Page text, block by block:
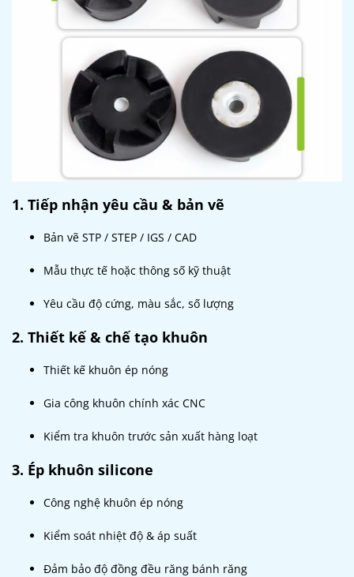
1. Tiếp nhận yêu cầu & bản vẽ
Bản vẽ STP / STEP / IGS / CAD
Mẫu thực tế hoặc thông số kỹ thuật
Yêu cầu độ cứng, màu sắc, số lượng
2. Thiết kế & chế tạo khuôn
Thiết kế khuôn ép nóng
Gia công khuôn chính xác CNC
Kiểm tra khuôn trước sản xuất hàng loạt
3. Ép khuôn silicone
Công nghệ khuôn ép nóng
Kiểm soát nhiệt độ & áp suất
Đảm bảo độ đồng đều răng bánh răng